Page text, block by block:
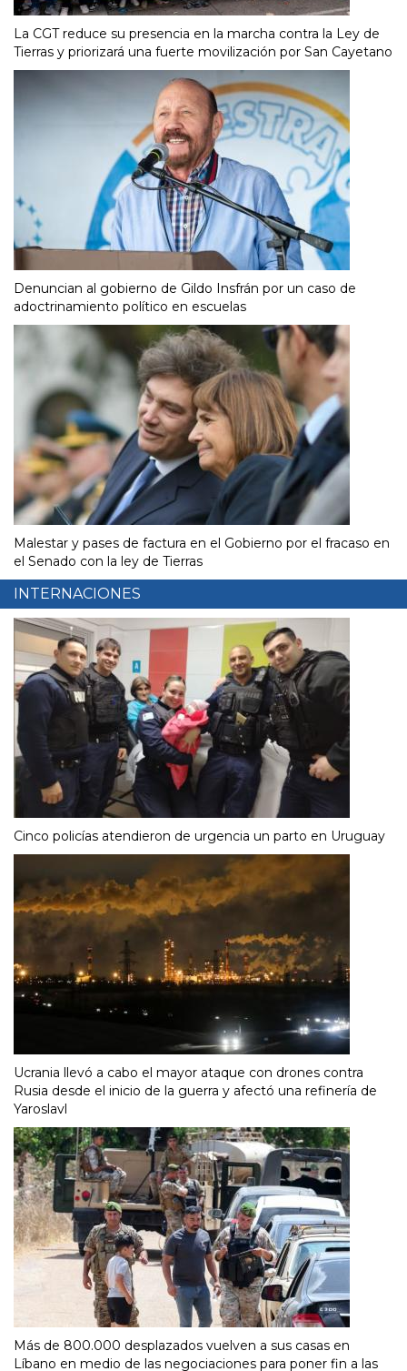
La CGT reduce su presencia en la marcha contra la Ley de
Tierras y priorizará una fuerte movilización por San Cayetano
Denuncian al gobierno de Gildo Insfrán por un caso de
adoctrinamiento político en escuelas
Malestar y pases de factura en el Gobierno por el fracaso en
el Senado con la ley de Tierras
INTERNACIONES
Cinco policías atendieron de urgencia un parto en Uruguay
Ucrania llevó a cabo el mayor ataque con drones contra
Rusia desde el inicio de la guerra y afectó una refinería de
Yaroslavl
Más de 800.000 desplazados vuelven a sus casas en
Líbano en medio de las negociaciones para poner fin a las